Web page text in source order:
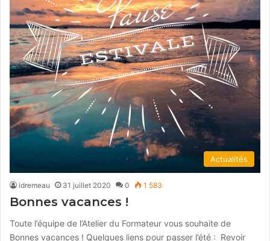
Actualités
idremeau 31 juillet 2020 0 1 583
Bonnes vacances !
Toute l’équipe de l’Atelier du Formateur vous souhaite de
Bonnes vacances ! Quelques liens pour passer l’été : Revoir